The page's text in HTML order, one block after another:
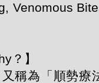
Venomous
？】
又稱為「順勢療